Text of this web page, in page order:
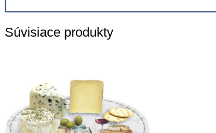
Súvisiace produkty